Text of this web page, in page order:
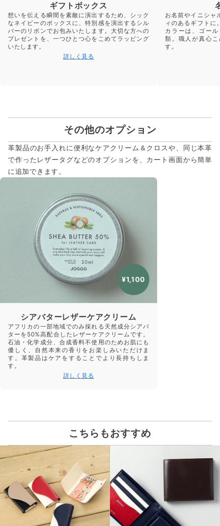
ギフトボックス
想いを伝える瞬間を素敵に演出するため、シック
なネイビーのボックスに、特別感を演出するシル
バーのリボンでお包みいたします。大切な方への
プレゼントを、一つひとつ心をこめてラッピング
いたします。
詳しく見る
お名前やイニシャ
ィのあるギフトに
カラーは、ゴー
類。職人が真心
す。
その他のオプション
革製品のお手入れに便利なケアクリーム＆クロスや、同じ本革
で作ったレザータグなどのオプションを、カート画面から簡単
に追加できます。
¥1,100
シアバターレザーケアクリーム
アフリカの一部地域でのみ採れる天然成分シアバ
ターを50%高配合したレザーケアクリームです。
石油・化学成分、合成香料不使用のためお肌にも
優しく、自然本来の香りをお楽しみいただけま
す。革製品はケアをすることでより長持ちしま
す。
詳しく見る
こちらもおすすめ